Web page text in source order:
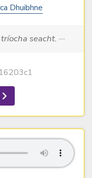
Dhuibhne
seacht. ···